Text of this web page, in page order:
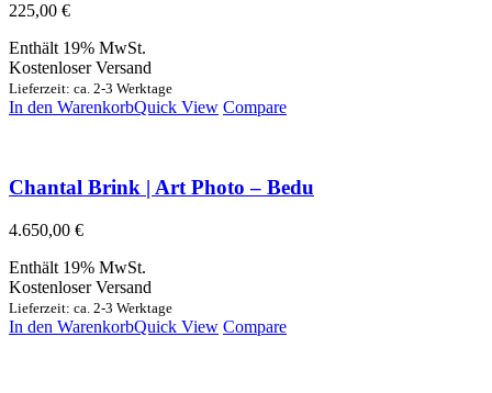
225,00 €
Enthält 19% MwSt.
Kostenloser Versand
Lieferzeit: ca. 2-3 Werktage
In den WarenkorbQuick View Compare
Chantal Brink | Art Photo – Bedu
4.650,00 €
Enthält 19% MwSt.
Kostenloser Versand
Lieferzeit: ca. 2-3 Werktage
In den WarenkorbQuick View Compare